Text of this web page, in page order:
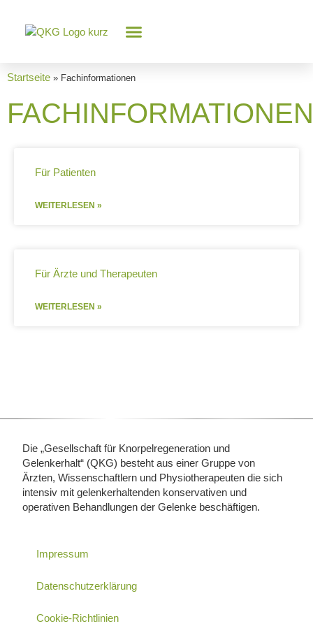
Startseite » Fachinformationen
FACHINFORMATIONEN
Für Patienten
WEITERLESEN »
Für Ärzte und Therapeuten
WEITERLESEN »
Die „Gesellschaft für Knorpelregeneration und
Gelenkerhalt“ (QKG) besteht aus einer Gruppe von
Ärzten, Wissenschaftlern und Physiotherapeuten die sich
intensiv mit gelenkerhaltenden konservativen und
operativen Behandlungen der Gelenke beschäftigen.
Impressum
Datenschutzerklärung
Cookie-Richtlinien